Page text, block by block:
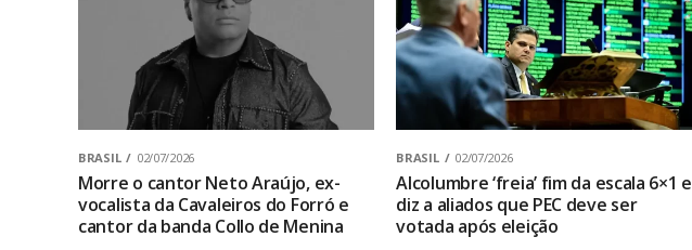
BRASIL 02/07/2026
Morre o cantor Neto Araújo, ex-
vocalista da Cavaleiros do Forró e
cantor da banda Collo de Menina
BRASIL 02/07/2026
Alcolumbre ‘freia’ fim da escala 6×1 e
diz a aliados que PEC deve ser
votada após eleição